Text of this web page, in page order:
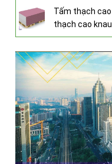
Tấm thạch
thạch cao